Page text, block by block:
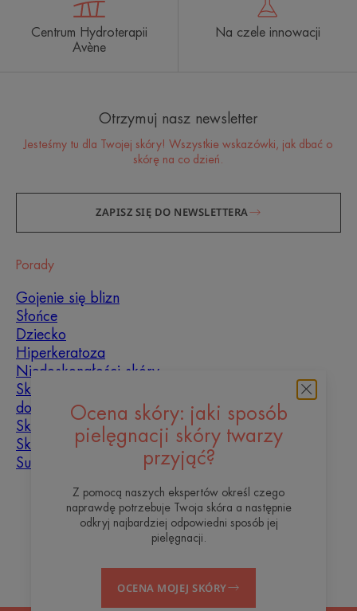
Ocena skóry: jaki sposób
pielęgnacji skóry twarzy
przyjąć?
Z pomocą naszych ekspertów określ czego
naprawdę potrzebuje Twoja skóra a następnie
odkryj najbardziej odpowiedni sposób jej
pielęgnacji.
OCENA MOJEJ SKÓRY
Centrum Hydroterapii
Avène
Na czele innowacji
Otrzymuj nasz newsletter
Jesteśmy tu dla Twojej skóry! Wszystkie wskazówki, jak dbać o
skórę na co dzień.
ZAPISZ SIĘ DO NEWSLETTERA
Porady
Gojenie się blizn
Słońce
Dziecko
Hiperkeratoza
Niedoskonałości skóry
Skóra tłusta, skłonna
do niedoskonałości
Skóra mieszana
Skóra sucha
Suchość i odwodnienie
O nas
Często zadawane pytania